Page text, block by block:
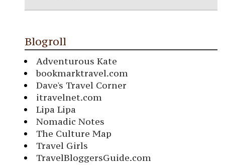
Blogroll
Adventurous Kate
bookmarktravel.com
Dave's Travel Corner
itravelnet.com
Lipa Lipa
Nomadic Notes
The Culture Map
Travel Girls
TravelBloggersGuide.com